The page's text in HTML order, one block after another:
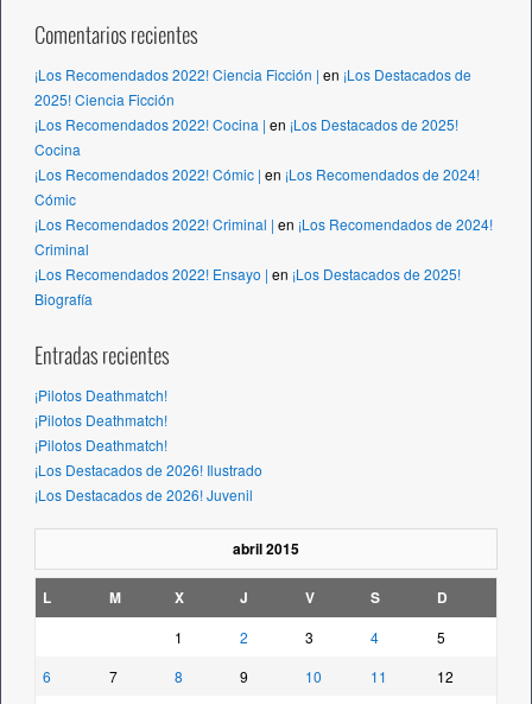
Comentarios recientes
¡Los Recomendados 2022! Ciencia Ficción | en ¡Los Destacados de
2025! Ciencia Ficción
¡Los Recomendados 2022! Cocina | en ¡Los Destacados de 2025!
Cocina
¡Los Recomendados 2022! Cómic | en ¡Los Recomendados de 2024!
Cómic
¡Los Recomendados 2022! Criminal | en ¡Los Recomendados de 2024!
Criminal
¡Los Recomendados 2022! Ensayo | en ¡Los Destacados de 2025!
Biografía
Entradas recientes
¡Pilotos Deathmatch!
¡Pilotos Deathmatch!
¡Pilotos Deathmatch!
¡Los Destacados de 2026! Ilustrado
¡Los Destacados de 2026! Juvenil
abril 2015
L M X J V S D
1 2 3 4
5
6
7 8 9 10 11
12